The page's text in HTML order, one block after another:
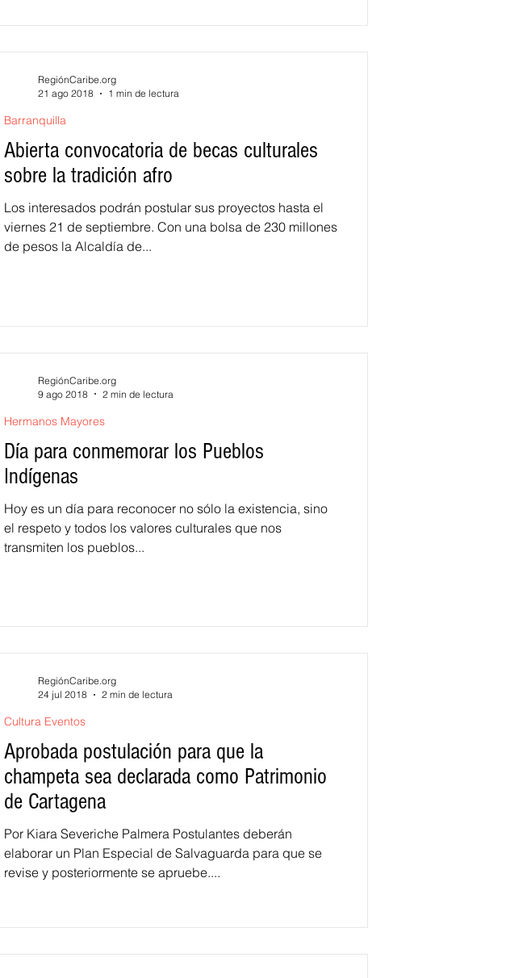
Abierta convocatoria de becas culturales
sobre la tradición afro
Los interesados podrán postular sus proyectos hasta el
viernes 21 de septiembre. Con una bolsa de 230 millones
de pesos la Alcaldía de...
Barranquilla
RegiónCaribe.org
21 ago 2018
1 min de lectura
Día para conmemorar los Pueblos
Indígenas
Hoy es un día para reconocer no sólo la existencia, sino
el respeto y todos los valores culturales que nos
transmiten los pueblos...
Hermanos Mayores
RegiónCaribe.org
9 ago 2018
2 min de lectura
Aprobada postulación para que la
champeta sea declarada como Patrimonio
de Cartagena
Por Kiara Severiche Palmera Postulantes deberán
elaborar un Plan Especial de Salvaguarda para que se
revise y posteriormente se apruebe....
Cultura Eventos
RegiónCaribe.org
24 jul 2018
2 min de lectura